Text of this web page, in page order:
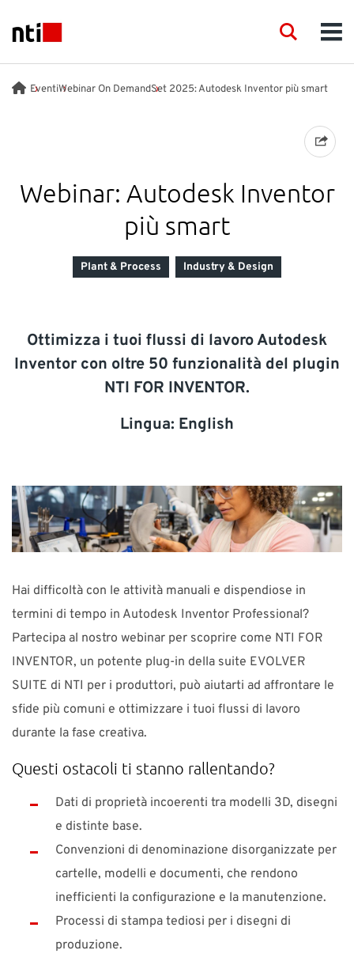
NTI logo
INDUSTRIE
PRODOTTI
FORMAZIONE
EVENTI
INSIGHTS
SUPPORTO
Contatta NTI Italy
Italia NTI Group Brasil Danmark Deutschland
France España Ireland Ísland Nederland
Norge
Suomi
Sverige UK
Search
EventiWebinar On DemandSet 2025: Autodesk Inventor più smart
Webinar: Autodesk Inventor
più smart
Plant & Process Industry & Design
Ottimizza i tuoi flussi di lavoro Autodesk
Inventor con oltre 50 funzionalità del plugin
NTI FOR INVENTOR.
Lingua: English
Hai difficoltà con le attività manuali e dispendiose in
termini di tempo in Autodesk Inventor Professional?
Partecipa al nostro webinar per scoprire come NTI FOR
INVENTOR, un potente plug-in della suite EVOLVER
SUITE di NTI per i produttori, può aiutarti ad affrontare le
sfide più comuni e ottimizzare i tuoi flussi di lavoro
durante la fase creativa.
Questi ostacoli ti stanno rallentando?
Dati di proprietà incoerenti tra modelli 3D, disegni
e distinte base.
Convenzioni di denominazione disorganizzate per
cartelle, modelli e documenti, che rendono
inefficienti la configurazione e la manutenzione.
Processi di stampa tediosi per i disegni di
produzione.